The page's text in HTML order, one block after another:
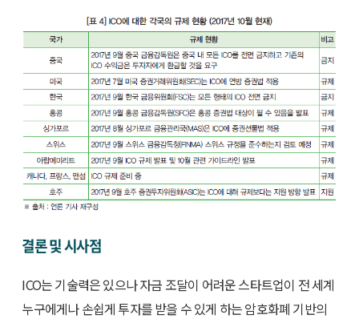
결론 및 시사점
ICO는 기술력은 있으나 자금 조달이 어려운 스타트업이 전 세계
누구에게나 손쉽게 투자를 받을 수 있게 하는 암호화폐 기반의